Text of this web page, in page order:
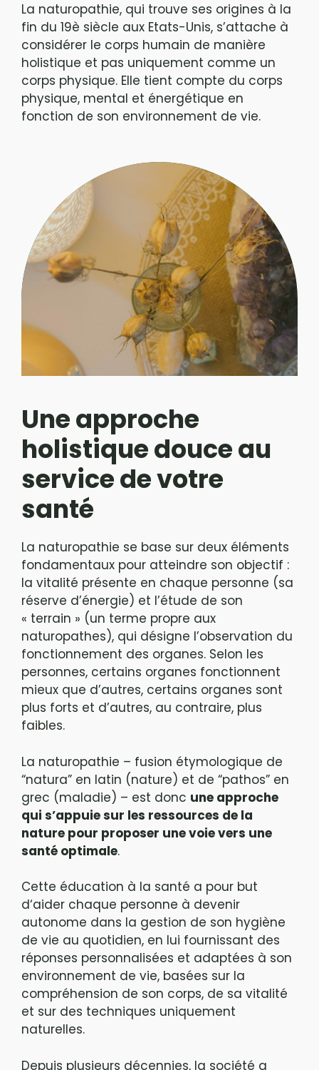
La naturopathie, qui trouve ses origines à la
fin du 19è siècle aux Etats-Unis, s’attache à
considérer le corps humain de manière
holistique et pas uniquement comme un
corps physique. Elle tient compte du corps
physique, mental et énergétique en
fonction de son environnement de vie.
Une approche
holistique douce au
service de votre
santé
La naturopathie se base sur deux éléments
fondamentaux pour atteindre son objectif :
la vitalité présente en chaque personne (sa
réserve d’énergie) et l’étude de son
« terrain » (un terme propre aux
naturopathes), qui désigne l’observation du
fonctionnement des organes. Selon les
personnes, certains organes fonctionnent
mieux que d’autres, certains organes sont
plus forts et d’autres, au contraire, plus
faibles.
La naturopathie – fusion étymologique de
“natura” en latin (nature) et de “pathos” en
grec (maladie) – est donc une approche
qui s’appuie sur les ressources de la
nature pour proposer une voie vers une
santé optimale.
Cette éducation à la santé a pour but
d‘aider chaque personne à devenir
autonome dans la gestion de son hygiène
de vie au quotidien, en lui fournissant des
réponses personnalisées et adaptées à son
environnement de vie, basées sur la
compréhension de son corps, de sa vitalité
et sur des techniques uniquement
naturelles.
Depuis plusieurs décennies, la société a